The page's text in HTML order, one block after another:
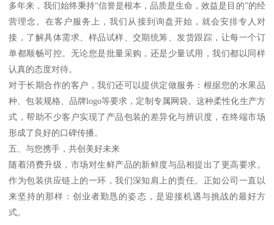
多年来，我们始终秉持“信誉是根本，品质是生命，效益是目的”的经
营理念。在客户服务上，我们从接到询盘开始，就会安排专人对
接，了解具体需求、样品试样、交期统筹、发货跟踪，让每一个订
单都顺畅可控。无论您是批量采购，还是少量试用，我们都以同样
认真的态度对待。
对于长期合作的客户，我们还可以提供定做服务：根据您的水果品
种、包装规格、品牌logo等要求，定制专属网袋。这种柔性化生产方
式，帮助不少客户实现了产品包装的差异化与辨识度，在终端市场
形成了良好的口碑传播。
五、与您携手，共创美好未来
随着消费升级，市场对生鲜产品的新鲜度与品相提出了更高要求。
作为包装供应链上的一环，我们深知肩上的责任。正如公司一直以
来坚持的那样：创业者勤恳的姿态，是迎接机遇与挑战的最好方
式。